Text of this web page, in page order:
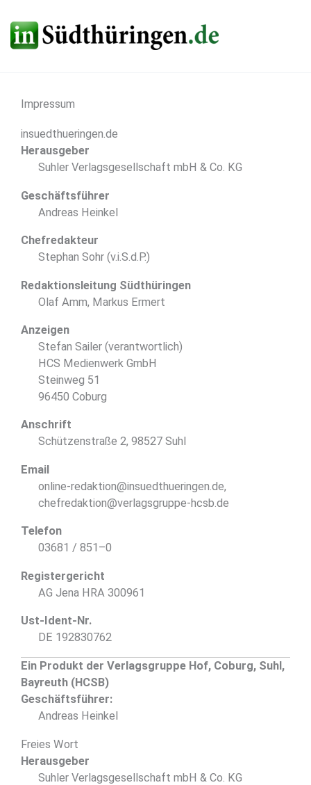
Inhalt
springen
Impressum
insuedthueringen.de
Herausgeber
Suhler Verlagsgesellschaft mbH & Co. KG
Geschäftsführer
Andreas Heinkel
Chefredakteur
Stephan Sohr (v.i.S.d.P.)
Redaktionsleitung Südthüringen
Olaf Amm, Markus Ermert
Anzeigen
Stefan Sailer (verantwortlich)
HCS Medienwerk GmbH
Steinweg 51
96450 Coburg
Anschrift
Schützenstraße 2, 98527 Suhl
Email
online-redaktion@insuedthueringen.de,
chefredaktion@verlagsgruppe-hcsb.de
Telefon
03681 / 851–0
Registergericht
AG Jena HRA 300961
Ust-Ident-Nr.
DE 192830762
Ein Produkt der Verlagsgruppe Hof, Coburg, Suhl,
Bayreuth (HCSB)
Geschäftsführer:
Andreas Heinkel
Freies Wort
Herausgeber
Suhler Verlagsgesellschaft mbH & Co. KG